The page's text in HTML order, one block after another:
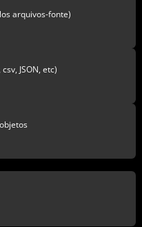
arquivos-fonte)
JSON, etc)